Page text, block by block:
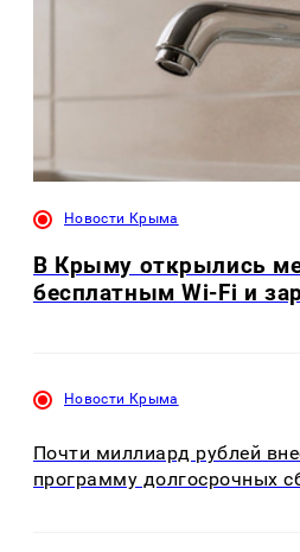
Новости Крыма
В Крыму открылись
бесплатным Wi-Fi и
Новости Крыма
Почти миллиард рублей
программу долгосрочных